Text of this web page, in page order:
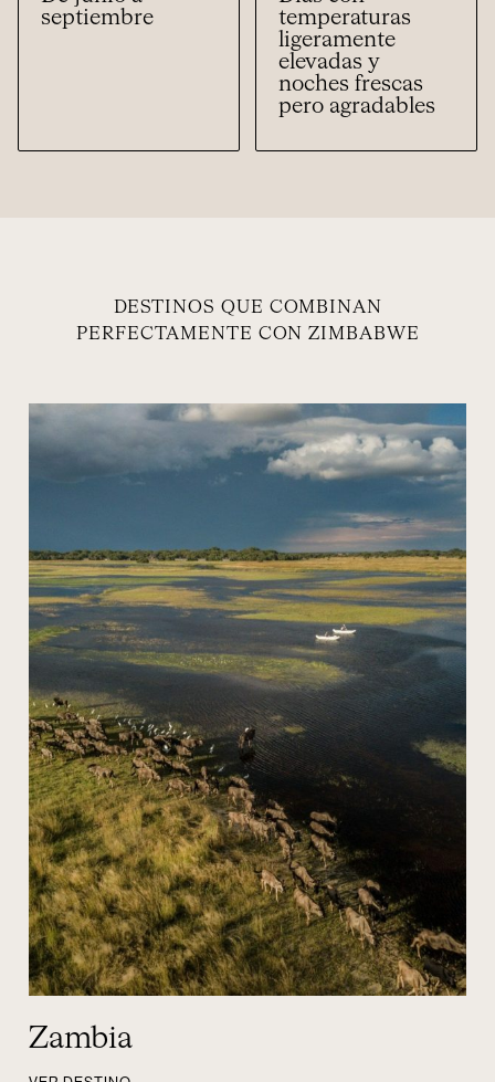
septiembre
temperaturas
ligeramente
elevadas y
noches frescas
pero agradables
DESTINOS QUE COMBINAN
PERFECTAMENTE CON ZIMBABWE
Zambia